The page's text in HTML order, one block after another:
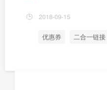
2018-09-15
优惠券 二合一链接